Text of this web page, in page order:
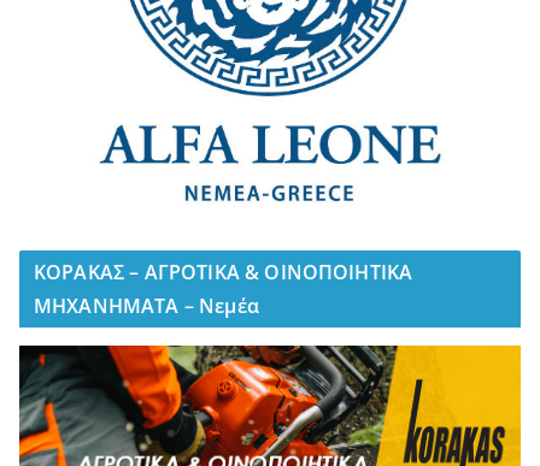
ΚΟΡΑΚΑΣ – ΑΓΡΟΤΙΚΑ & ΟΙΝΟΠΟΙΗΤΙΚΑ
ΜΗΧΑΝΗΜΑΤΑ – Νεμέα